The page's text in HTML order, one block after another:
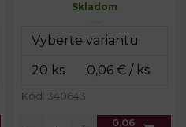
Skladom
Kód: 340643
0,06